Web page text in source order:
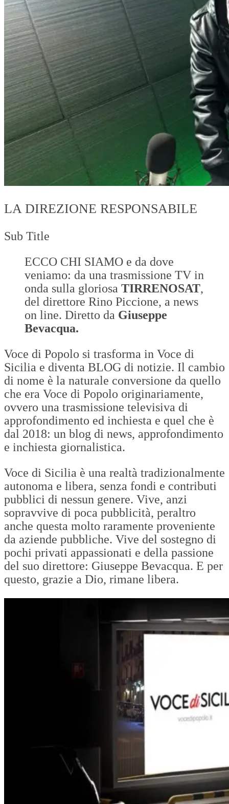
LA DIREZIONE RESPONSABILE
Sub Title
ECCO CHI SIAMO e da dove
veniamo: da una trasmissione TV in
onda sulla gloriosa TIRRENOSAT,
del direttore Rino Piccione, a news
on line. Diretto da Giuseppe
Bevacqua.
Voce di Popolo si trasforma in Voce di
Sicilia e diventa BLOG di notizie. Il cambio
di nome è la naturale conversione da quello
che era Voce di Popolo originariamente,
ovvero una trasmissione televisiva di
approfondimento ed inchiesta e quel che è
dal 2018: un blog di news, approfondimento
e inchiesta giornalistica.
Voce di Sicilia è una realtà tradizionalmente
autonoma e libera, senza fondi e contributi
pubblici di nessun genere. Vive, anzi
sopravvive di poca pubblicità, peraltro
anche questa molto raramente proveniente
da aziende pubbliche. Vive del sostegno di
pochi privati appassionati e della passione
del suo direttore: Giuseppe Bevacqua. E per
questo, grazie a Dio, rimane libera.